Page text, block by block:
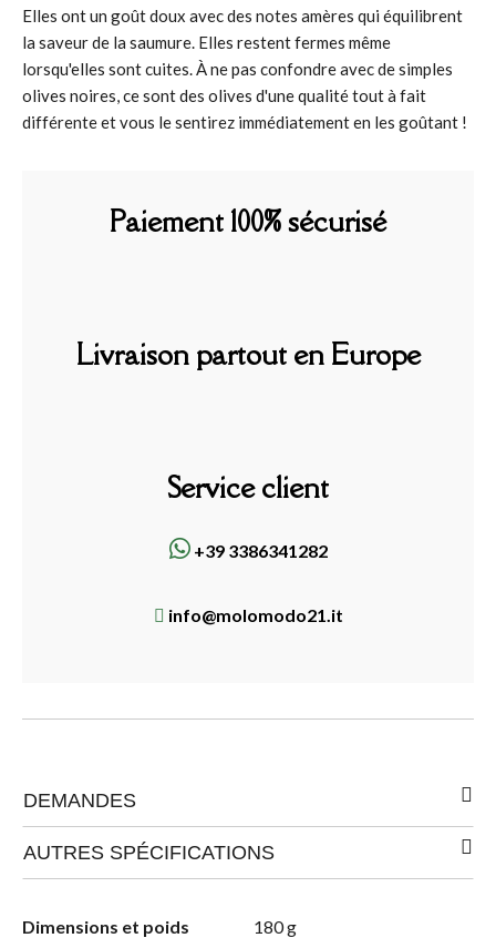
Elles ont un goût doux avec des notes amères qui équilibrent
la saveur de la saumure. Elles restent fermes même
lorsqu'elles sont cuites. À ne pas confondre avec de simples
olives noires, ce sont des olives d'une qualité tout à fait
différente et vous le sentirez immédiatement en les goûtant !
Paiement 100% sécurisé
Livraison partout en Europe
Service client
+39 3386341282
info@molomodo21.it
DEMANDES
AUTRES SPÉCIFICATIONS
Dimensions et poids 180 g